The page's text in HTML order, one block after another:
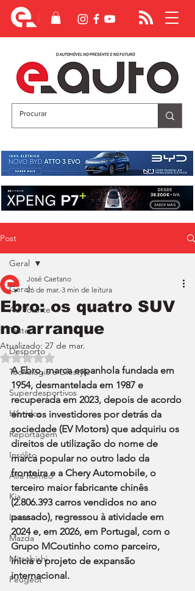
Post
Geral
Ao Volante
Teste
Desporto
Tecnologia e Lifestyle
Superdesportivos
Híbridos
Reportagem
Insólito
Alfa Romeo
Kia
Lexus
Mazda
Mitsubishi
Peugeot
Geral
Ebro: os quatro SUV
no arranque
José Caetano
26 de mar. 3 min de leitura
Atualizado: 27 de mar.
Avaliado com NaN de 5 estrelas.
A Ebro, marca espanhola fundada em
1954, desmantelada em 1987 e
recuperada em 2023, depois de acordo
entre os investidores por detrás da
sociedade (EV Motors) que adquiriu os
direitos de utilização do nome de
marca popular no outro lado da
fronteira e a Chery Automobile, o
terceiro maior fabricante chinês
(2.806.393 carros vendidos no ano
passado), regressou à atividade em
2024 e, em 2026, em Portugal, com o
Grupo MCoutinho como parceiro,
inicia o projeto de expansão
internacional.